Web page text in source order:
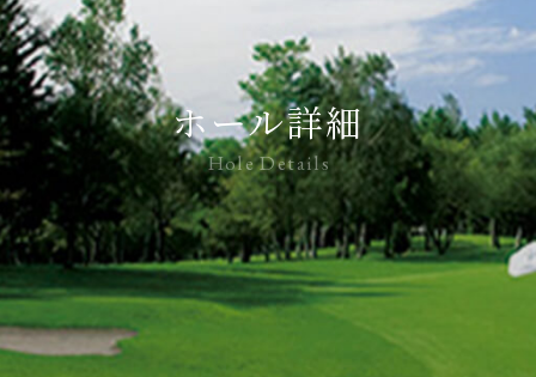
ホール詳細
Hole Details